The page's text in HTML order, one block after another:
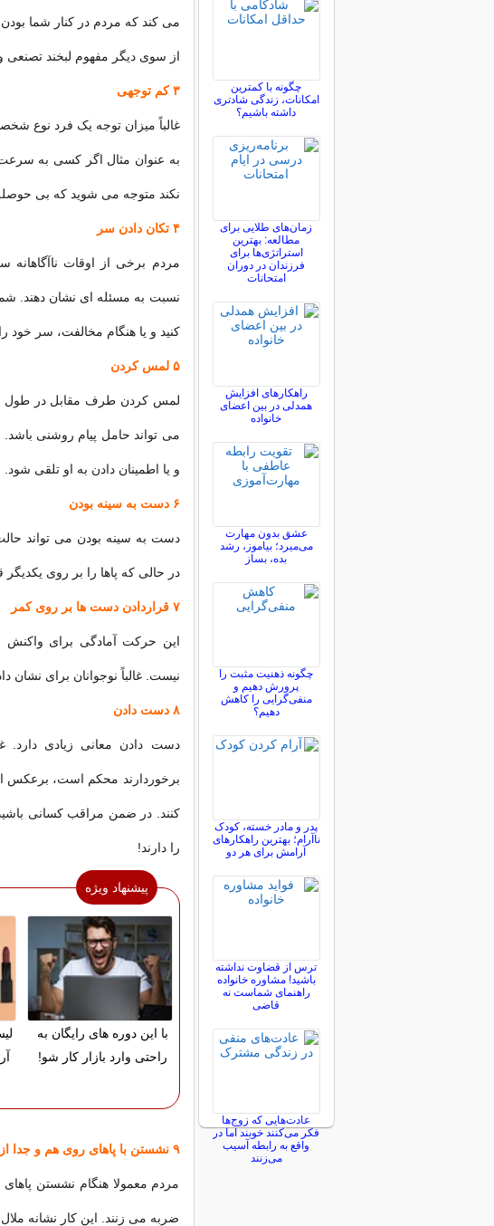
می کند که مردم در کنار شما
از سوی دیگر مفهوم لبخند تصنعی
۳ کم توجهی
غالباً میزان توجه یک فرد نوع
به عنوان مثال اگر کسی به
نکند متوجه می شوید که بی حوصله
۴ تکان دادن سر
مردم برخی از اوقات
نسبت به مسئله ای نشان دهند. شما
کنید و یا هنگام مخالفت، سر خود
۵ لمس کردن
لمس کردن طرف مقابل در طول
می تواند حامل پیام روشنی باشد.
و یا اطمینان دادن به او تلقی شود.
۶ دست به سینه بودن
دست به سینه بودن می تواند
در حالی که پاها را بر روی
۷ قراردادن دست ها بر روی کمر
این حرکت آمادگی برای واکنش
نیست. غالباً نوجوانان برای نشان
۸ دست دادن
دست دادن معانی زیادی دارد.
برخوردارند محکم است، برعکس
کنند. در ضمن مراقب کسانی
را دارند!
پیشنهاد ویژه
با این دوره های رایگان به
راحتی وارد بازار کار شو!
۹ نشستن با پاهای روی هم و جدا از هم
مردم معمولا هنگام نشستن پاهای
ضربه می زنند. این کار نشانه
چگونه با کمترین
امکانات، زندگی شادتری
داشته باشیم؟
زمان‌های طلایی برای
مطالعه: بهترین
استراتژی‌ها برای
فرزندان در دوران
امتحانات
راهکارهای افزایش
همدلی در بین اعضای
خانواده
عشق بدون مهارت
می‌میرد؛ بیاموز، رشد
بده، بساز
چگونه ذهنیت مثبت را
پرورش دهیم و
منفی‌گرایی را کاهش
دهیم؟
پدر و مادر خسته، کودک
ناآرام؛ بهترین راهکارهای
آرامش برای هر دو
ترس از قضاوت نداشته
باشید! مشاوره خانواده
راهنمای شماست نه
قاضی
عادت‌هایی که زوج‌ها
فکر می‌کنند خوبند اما در
واقع به رابطه آسیب
می‌زنند